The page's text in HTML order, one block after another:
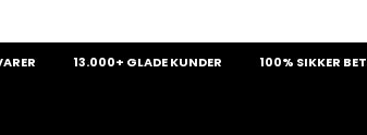
13.000+ GLADE KUNDER 100% SIKKER BETALING